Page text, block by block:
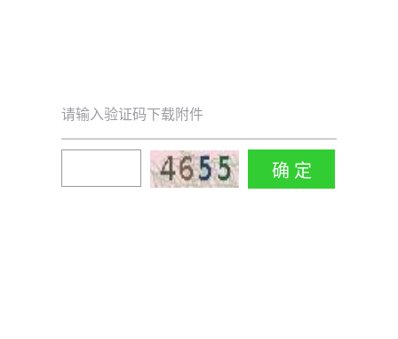
请输入验证码下载附件